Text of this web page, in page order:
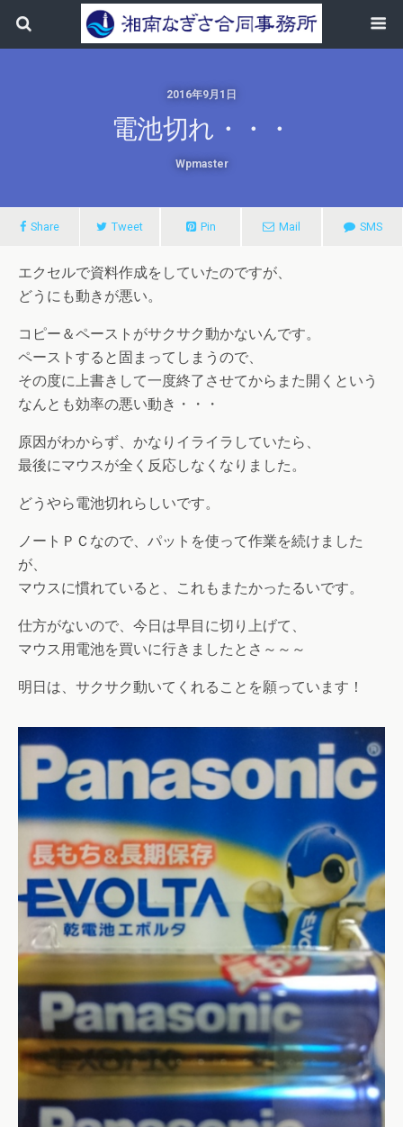
2016年9月1日
電池切れ・・・
Wpmaster
Share Tweet Pin Mail SMS
エクセルで資料作成をしていたのですが、
どうにも動きが悪い。
コピー＆ペーストがサクサク動かないんです。
ペーストすると固まってしまうので、
その度に上書きして一度終了させてからまた開くという
なんとも効率の悪い動き・・・
原因がわからず、かなりイライラしていたら、
最後にマウスが全く反応しなくなりました。
どうやら電池切れらしいです。
ノートＰＣなので、パットを使って作業を続けました
が、
マウスに慣れていると、これもまたかったるいです。
仕方がないので、今日は早目に切り上げて、
マウス用電池を買いに行きましたとさ～～～
明日は、サクサク動いてくれることを願っています！